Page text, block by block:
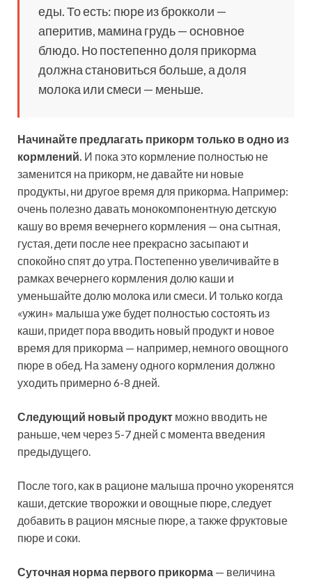
еды. То есть: пюре из брокколи —
аперитив, мамина грудь — основное
блюдо. Но постепенно доля прикорма
должна становиться больше, а доля
молока или смеси — меньше.
Начинайте предлагать прикорм только в одно из
кормлений. И пока это кормление полностью не
заменится на прикорм, не давайте ни новые
продукты, ни другое время для прикорма. Например:
очень полезно давать монокомпонентную детскую
кашу во время вечернего кормления — она сытная,
густая, дети после нее прекрасно засыпают и
спокойно спят до утра. Постепенно увеличивайте в
рамках вечернего кормления долю каши и
уменьшайте долю молока или смеси. И только когда
«ужин» малыша уже будет полностью состоять из
каши, придет пора вводить новый продукт и новое
время для прикорма — например, немного овощного
пюре в обед. На замену одного кормления должно
уходить примерно 6-8 дней.
Следующий новый продукт можно вводить не
раньше, чем через 5-7 дней с момента введения
предыдущего.
После того, как в рационе малыша прочно укоренятся
каши, детские творожки и овощные пюре, следует
добавить в рацион мясные пюре, а также фруктовые
пюре и соки.
Суточная норма первого прикорма — величина